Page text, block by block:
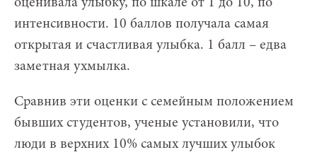
интенсивности. 10 баллов получала самая
открытая и счастливая улыбка. 1 балл – едва
заметная ухмылка.
Сравнив эти оценки с семейным положением
бывших студентов, ученые установили, что
люди в верхних 10% самых лучших улыбок